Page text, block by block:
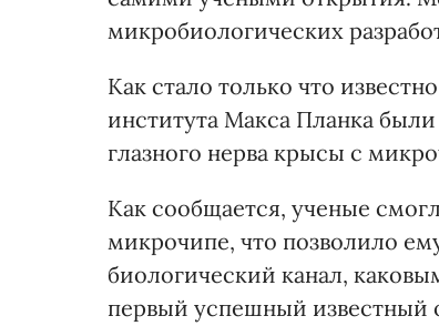
микробиологических
Как стало только что
института Макса Планка
глазного нерва крысы с
Как сообщается, ученые
микрочипе, что позволило
биологический канал,
первый успешный